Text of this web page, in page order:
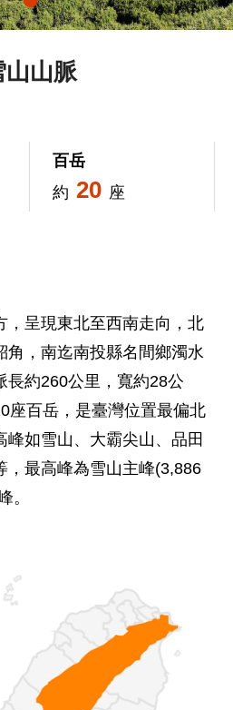
山山脈
百岳
約 20 座
，呈現東北至西南走向，北
角，南迄南投縣名間鄉濁水
長約260公里，寬約28公
座百岳，是臺灣位置最偏北
峰如雪山、大霸尖山、品田
，最高峰為雪山主峰(3,886
。